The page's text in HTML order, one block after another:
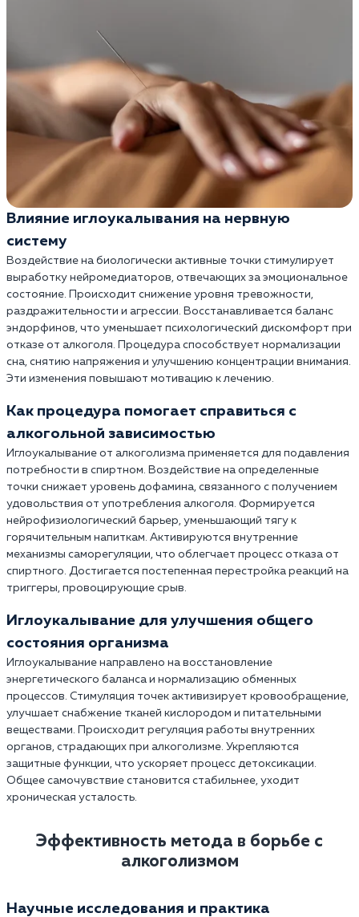
Влияние иглоукалывания на нервную
систему
Воздействие на биологически активные точки стимулирует
выработку нейромедиаторов, отвечающих за эмоциональное
состояние. Происходит снижение уровня тревожности,
раздражительности и агрессии. Восстанавливается баланс
эндорфинов, что уменьшает психологический дискомфорт при
отказе от алкоголя. Процедура способствует нормализации
сна, снятию напряжения и улучшению концентрации внимания.
Эти изменения повышают мотивацию к лечению.
Как процедура помогает справиться с
алкогольной зависимостью
Иглоукалывание от алкоголизма применяется для подавления
потребности в спиртном. Воздействие на определенные
точки снижает уровень дофамина, связанного с получением
удовольствия от употребления алкоголя. Формируется
нейрофизиологический барьер, уменьшающий тягу к
горячительным напиткам. Активируются внутренние
механизмы саморегуляции, что облегчает процесс отказа от
спиртного. Достигается постепенная перестройка реакций на
триггеры, провоцирующие срыв.
Иглоукалывание для улучшения общего
состояния организма
Иглоукалывание направлено на восстановление
энергетического баланса и нормализацию обменных
процессов. Стимуляция точек активизирует кровообращение,
улучшает снабжение тканей кислородом и питательными
веществами. Происходит регуляция работы внутренних
органов, страдающих при алкоголизме. Укрепляются
защитные функции, что ускоряет процесс детоксикации.
Общее самочувствие становится стабильнее, уходит
хроническая усталость.
Эффективность метода в борьбе с
алкоголизмом
Научные исследования и практика